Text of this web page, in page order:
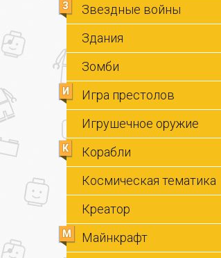
З
Звездные войны
Здания
Зомби
И
Игра престолов
Игрушечное оружие
К
Корабли
Космическая тематика
Креатор
М
Майнкрафт